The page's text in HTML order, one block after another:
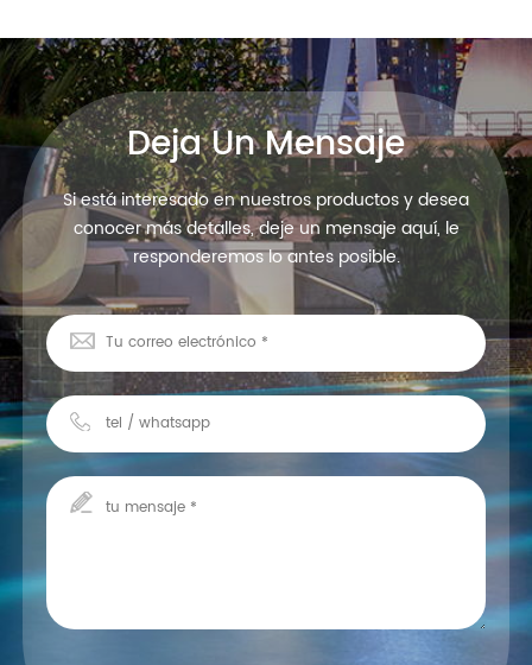
Deja Un Mensaje
Si está interesado en nuestros productos y desea
conocer más detalles, deje un mensaje aquí, le
responderemos lo antes posible.